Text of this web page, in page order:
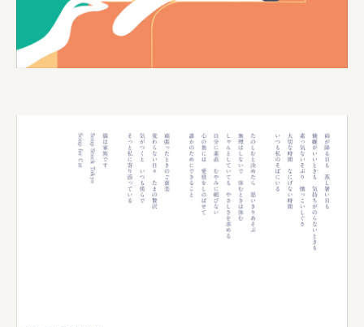
株式会社 京都産業振興センター
旭酒造株式会社
一般社団法人日本家具産業振興会、メッセフランクフ
フードバレーとかち首都圏プロモーション実行委員会
株式会社 中華・高橋